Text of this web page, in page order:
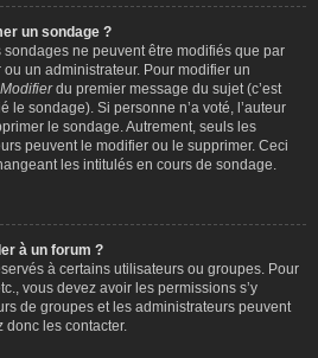
un sondage ?
ne peuvent être modifiés que par
un administrateur. Pour modifier un
Modifierdu premier message du sujet (c’est
le sondage). Si personne n’a voté, l’auteur
le sondage. Autrement, seuls les
peuvent le modifier ou le supprimer. Ceci
les intitulés en cours de sondage.
à un forum ?
à certains utilisateurs ou groupes. Pour
vous devez avoir les permissions s’y
de groupes et les administrateurs peuvent
les contacter.